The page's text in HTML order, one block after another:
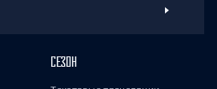
СЕЗОН